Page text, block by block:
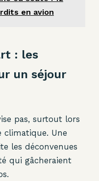
en avion
: les
un séjour
pas, surtout lors
climatique. Une
les déconvenues
qui gâcheraient